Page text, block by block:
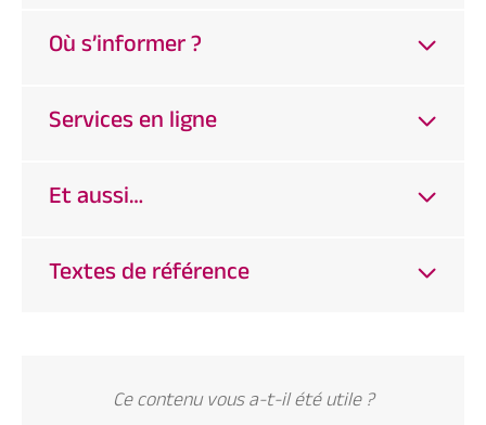
Où s’informer ?
Services en ligne
Et aussi…
Textes de référence
Ce contenu vous a-t-il été utile ?